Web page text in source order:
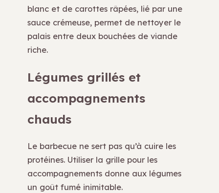
blanc et de carottes râpées, lié par une
sauce crémeuse, permet de nettoyer le
palais entre deux bouchées de viande
riche.
Légumes grillés et
accompagnements
chauds
Le barbecue ne sert pas qu’à cuire les
protéines. Utiliser la grille pour les
accompagnements donne aux légumes
un goût fumé inimitable.